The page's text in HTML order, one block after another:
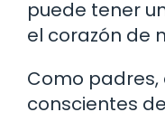
puede tener
el corazón de
Como
conscientes